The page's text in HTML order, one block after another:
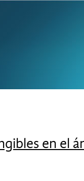
en el